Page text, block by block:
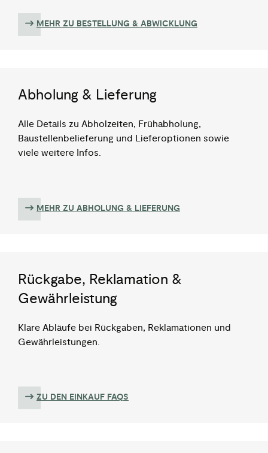
MEHR ZU BESTELLUNG & ABWICKLUNG
Abholung & Lieferung
Alle Details zu Abholzeiten, Frühabholung,
Baustellenbelieferung und Lieferoptionen sowie
viele weitere Infos.
MEHR ZU ABHOLUNG & LIEFERUNG
Rückgabe, Reklamation &
Gewährleistung
Klare Abläufe bei Rückgaben, Reklamationen und
Gewährleistungen.
ZU DEN EINKAUF​ FAQS